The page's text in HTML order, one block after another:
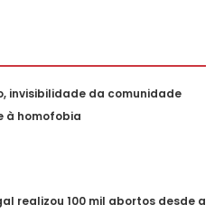
invisibilidade da comunidade
à homofobia
realizou 100 mil abortos desde a